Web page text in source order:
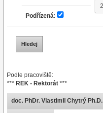
Podřízená:
Podle pracoviště:
*** REK - Rektorát***
doc. PhDr. Vlastimil Chytrý Ph.D.